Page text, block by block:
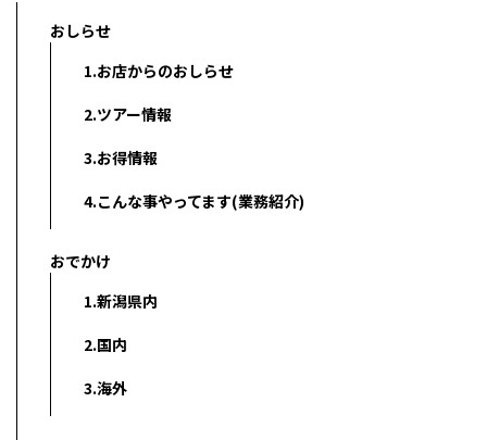
おしらせ
1.お店からのおしらせ
2.ツアー情報
3.お得情報
4.こんな事やってます(業務紹介)
おでかけ
1.新潟県内
2.国内
3.海外